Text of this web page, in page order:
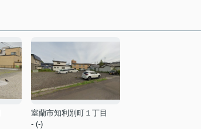
室蘭市知利別町１丁目
- (-)